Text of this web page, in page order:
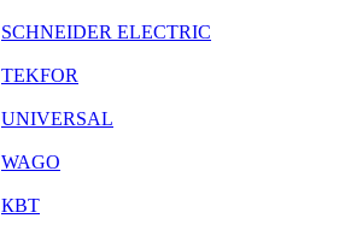
SCHNEIDER ELECTRIC
TEKFOR
UNIVERSAL
WAGO
КВТ